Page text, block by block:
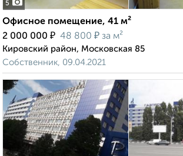
5
Офисное помещение, 41 м²
2 000 000 ₽ 48 800 ₽ за м²
Кировский район, Московская 85
Собственник, 09.04.2021